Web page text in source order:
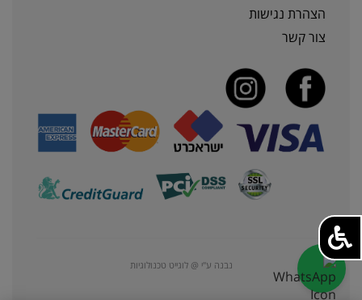
הצהרת נגישות
צור קשר
נבנה ע"י @ לוגייט טכנולוגיות